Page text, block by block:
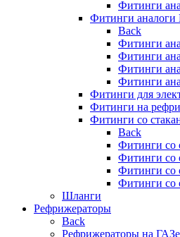
Фитинги
Фитинги аналоги
Back
Фитинги
Фитинги
Фитинги
Фитинги
Фитинги для
Фитинги на
Фитинги со
Back
Фитинги со
Фитинги со
Фитинги со
Фитинги со
Шланги
Рефрижераторы
Back
Рефрижераторы на